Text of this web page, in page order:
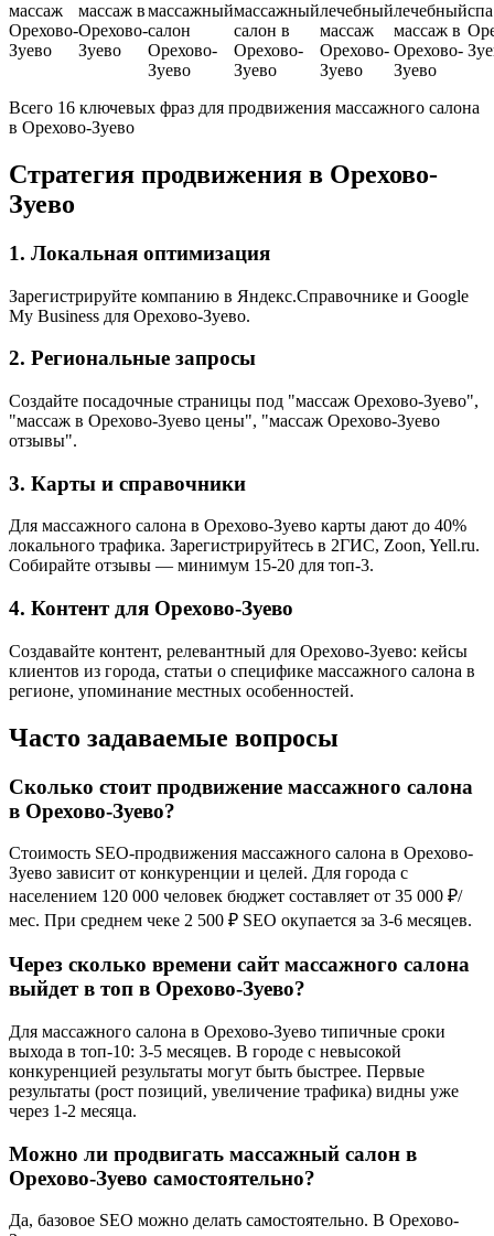
массаж
Орехово-
Зуево
массаж в
Орехово-
Зуево
массажный
салон
Орехово-
Зуево
массажный
салон в
Орехово-
Зуево
лечебный
массаж
Орехово-
Зуево
лечебный
массаж в
Орехово-
Зуево
спа
Всего 16 ключевых фраз для продвижения массажного салона
в Орехово-Зуево
Стратегия продвижения в Орехово-
Зуево
1. Локальная оптимизация
Зарегистрируйте компанию в Яндекс.Справочнике и Google
My Business для Орехово-Зуево.
2. Региональные запросы
Создайте посадочные страницы под "массаж Орехово-Зуево",
"массаж в Орехово-Зуево цены", "массаж Орехово-Зуево
отзывы".
3. Карты и справочники
Для массажного салона в Орехово-Зуево карты дают до 40%
локального трафика. Зарегистрируйтесь в 2ГИС, Zoon, Yell.ru.
Собирайте отзывы — минимум 15-20 для топ-3.
4. Контент для Орехово-Зуево
Создавайте контент, релевантный для Орехово-Зуево: кейсы
клиентов из города, статьи о специфике массажного салона в
регионе, упоминание местных особенностей.
Часто задаваемые вопросы
Сколько стоит продвижение массажного салона
в Орехово-Зуево?
Стоимость SEO-продвижения массажного салона в Орехово-
Зуево зависит от конкуренции и целей. Для города с
населением 120 000 человек бюджет составляет от 35 000 ₽/
мес. При среднем чеке 2 500 ₽ SEO окупается за 3-6 месяцев.
Через сколько времени сайт массажного салона
выйдет в топ в Орехово-Зуево?
Для массажного салона в Орехово-Зуево типичные сроки
выхода в топ-10: 3-5 месяцев. В городе с невысокой
конкуренцией результаты могут быть быстрее. Первые
результаты (рост позиций, увеличение трафика) видны уже
через 1-2 месяца.
Можно ли продвигать массажный салон в
Орехово-Зуево самостоятельно?
Да, базовое SEO можно делать самостоятельно. В Орехово-